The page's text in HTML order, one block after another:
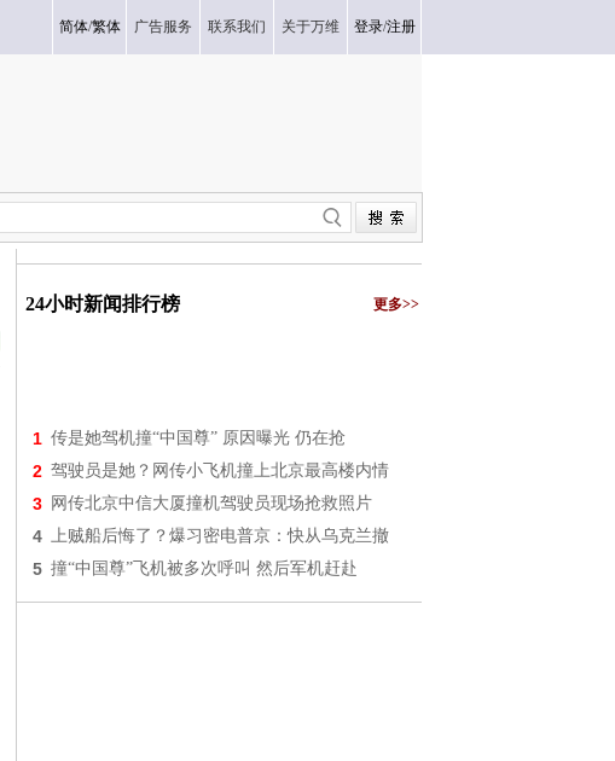
简体/繁体 广告服务 联系我们 关于万维 登录/注册
24小时新闻排行榜 更多>>
1 传是她驾机撞“中国尊” 原因曝光 仍在抢
2 驾驶员是她？网传小飞机撞上北京最高楼内情
3 网传北京中信大厦撞机驾驶员现场抢救照片
4 上贼船后悔了？爆习密电普京：快从乌克兰撤
5 撞“中国尊”飞机被多次呼叫 然后军机赶赴